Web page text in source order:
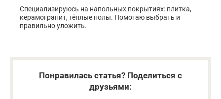
Специализируюсь на напольных покрытиях: плитка,
керамогранит, тёплые полы. Помогаю выбрать и
правильно уложить.
Понравилась статья? Поделиться с
друзьями: